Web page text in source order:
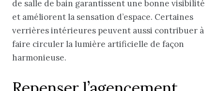
de salle de bain garantissent une bonne visibilité
et améliorent la sensation d’espace. Certaines
verrières intérieures peuvent aussi contribuer à
faire circuler la lumière artificielle de façon
harmonieuse.